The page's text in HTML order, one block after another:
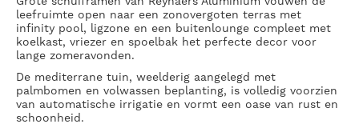
leefruimte open naar een zonovergoten terras met
infinity pool, ligzone en een buitenlounge compleet met
koelkast, vriezer en spoelbak het perfecte decor voor
lange zomeravonden.
De mediterrane tuin, weelderig aangelegd met
palmbomen en volwassen beplanting, is volledig voorzien
van automatische irrigatie en vormt een oase van rust en
schoonheid.